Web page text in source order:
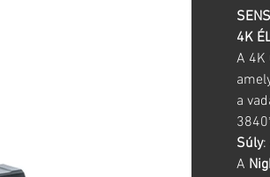
4K
A 4K
a
Súly:
A